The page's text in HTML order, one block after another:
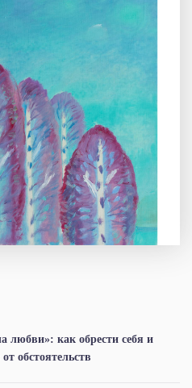
любви»: как обрести себя и
обстоятельств